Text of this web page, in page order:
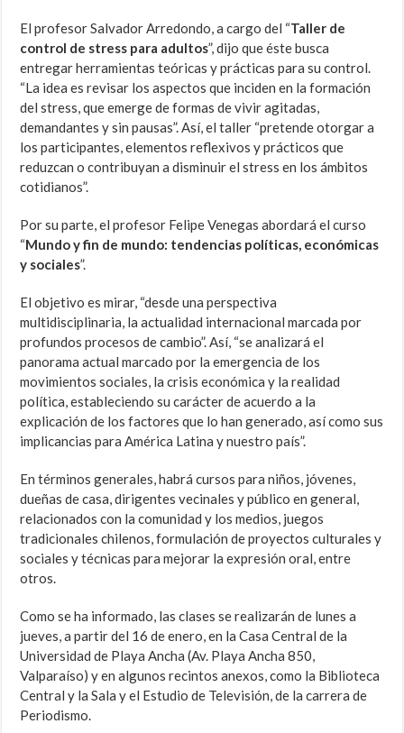
El profesor Salvador Arredondo, a cargo del “Taller de
control de stress para adultos”, dijo que éste busca
entregar herramientas teóricas y prácticas para su control.
“La idea es revisar los aspectos que inciden en la formación
del stress, que emerge de formas de vivir agitadas,
demandantes y sin pausas”. Así, el taller “pretende otorgar a
los participantes, elementos reflexivos y prácticos que
reduzcan o contribuyan a disminuir el stress en los ámbitos
cotidianos”.
Por su parte, el profesor Felipe Venegas abordará el curso
“Mundo y fin de mundo: tendencias políticas, económicas
y sociales”.
El objetivo es mirar, “desde una perspectiva
multidisciplinaria, la actualidad internacional marcada por
profundos procesos de cambio”. Así, “se analizará el
panorama actual marcado por la emergencia de los
movimientos sociales, la crisis económica y la realidad
política, estableciendo su carácter de acuerdo a la
explicación de los factores que lo han generado, así como sus
implicancias para América Latina y nuestro país”.
En términos generales, habrá cursos para niños, jóvenes,
dueñas de casa, dirigentes vecinales y público en general,
relacionados con la comunidad y los medios, juegos
tradicionales chilenos, formulación de proyectos culturales y
sociales y técnicas para mejorar la expresión oral, entre
otros.
Como se ha informado, las clases se realizarán de lunes a
jueves, a partir del 16 de enero, en la Casa Central de la
Universidad de Playa Ancha (Av. Playa Ancha 850,
Valparaíso) y en algunos recintos anexos, como la Biblioteca
Central y la Sala y el Estudio de Televisión, de la carrera de
Periodismo.